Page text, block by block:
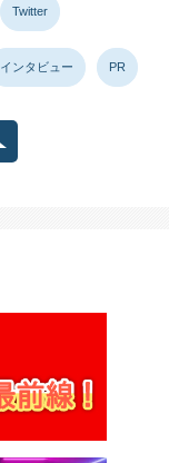
Twitter
インタビュー PR